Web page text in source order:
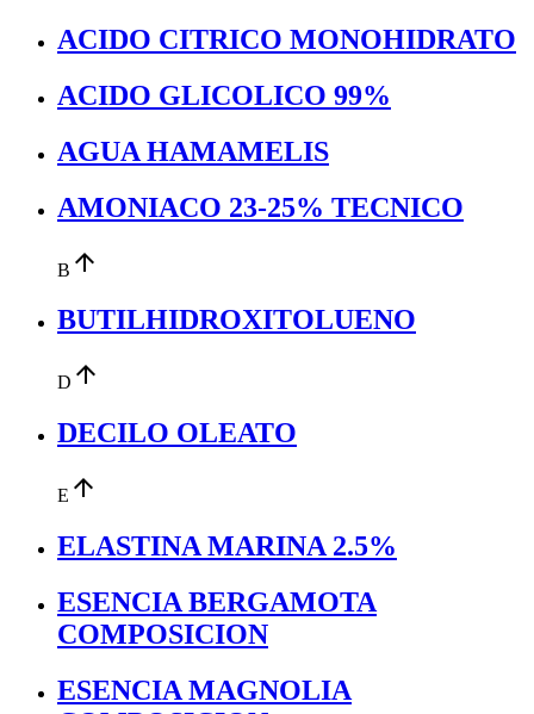
ACIDO CITRICO MONOHIDRATO
ACIDO GLICOLICO 99%
AGUA HAMAMELIS
AMONIACO 23-25% TECNICO
B arrow_upward
BUTILHIDROXITOLUENO
D arrow_upward
DECILO OLEATO
E arrow_upward
ELASTINA MARINA 2.5%
ESENCIA BERGAMOTA
COMPOSICION
ESENCIA MAGNOLIA